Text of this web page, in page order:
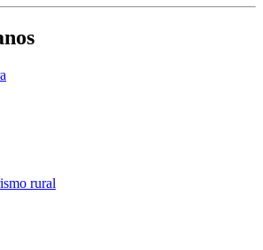
rural